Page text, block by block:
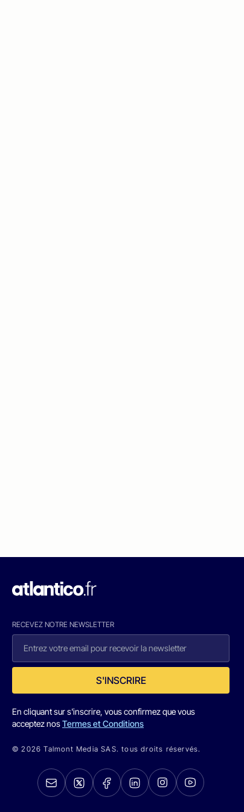
RECEVEZ NOTRE NEWSLETTER
S'INSCRIRE
En cliquant sur s'inscrire, vous confirmez que vous
acceptez nosTermes et Conditions
© 2026 Talmont Media SAS. tous droits réservés.